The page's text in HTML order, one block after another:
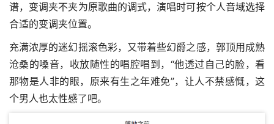
谱，变调夹不夹为原歌曲的调式，演唱时可按个人音域选择
合适的变调夹位置。
充满浓厚的迷幻摇滚色彩，又带着些幻爵之感，郭顶用成熟
沧桑的嗓音，收放随性的唱腔唱到，“他透过自己的脸，看
那物是人非的眼，原来有生之年难免”，让人不禁感慨，这
个男人也太性感了吧。